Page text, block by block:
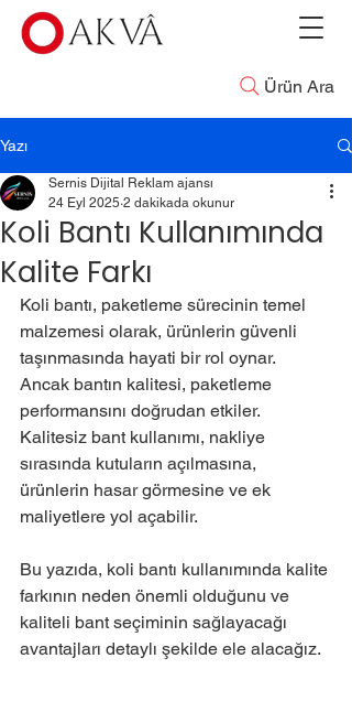
Ürün Ara
Yazı
Koli Bantı Kullanımında
Kalite Farkı
Sernis Dijital Reklam ajansı
24 Eyl 2025 2 dakikada okunur
Koli bantı, paketleme sürecinin temel
malzemesi olarak, ürünlerin güvenli
taşınmasında hayati bir rol oynar.
Ancak bantın kalitesi, paketleme
performansını doğrudan etkiler.
Kalitesiz bant kullanımı, nakliye
sırasında kutuların açılmasına,
ürünlerin hasar görmesine ve ek
maliyetlere yol açabilir.
Bu yazıda, koli bantı kullanımında kalite
farkının neden önemli olduğunu ve
kaliteli bant seçiminin sağlayacağı
avantajları detaylı şekilde ele alacağız.